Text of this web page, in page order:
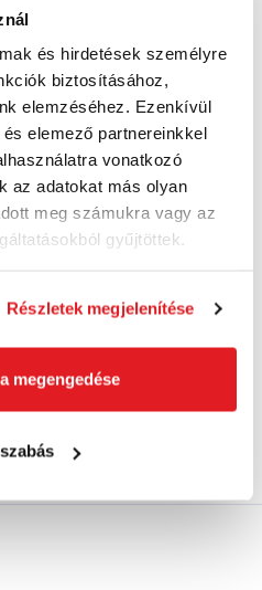
és hirdetések személyre
biztosításához,
elemzéséhez. Ezenkívül
elemező partnereinkkel
vonatkozó
az adatokat más olyan
meg számukra vagy az
gyűjtöttek.
Részletek megjelenítése
megengedése
szitainer TM30D
systainerů podle vaší